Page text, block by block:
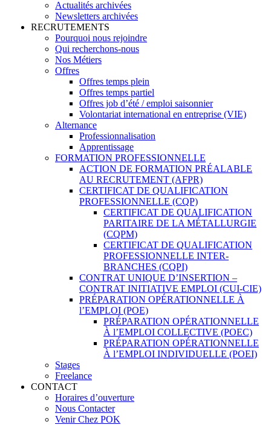
Actualités archivées
Newsletters archivées
RECRUTEMENTS
Pourquoi nous rejoindre
Qui recherchons-nous
Nos Métiers
Offres
Offres temps plein
Offres temps partiel
Offres job d’été / emploi saisonnier
Volontariat international en entreprise (VIE)
Alternance
Professionnalisation
Apprentissage
FORMATION PROFESSIONNELLE
ACTION DE FORMATION PRÉALABLE
AU RECRUTEMENT (AFPR)
CERTIFICAT DE QUALIFICATION
PROFESSIONNELLE (CQP)
CERTIFICAT DE QUALIFICATION
PARITAIRE DE LA MÉTALLURGIE
(CQPM)
CERTIFICAT DE QUALIFICATION
PROFESSIONNELLE INTER-
BRANCHES (CQPI)
CONTRAT UNIQUE D’INSERTION –
CONTRAT INITIATIVE EMPLOI (CUI-CIE)
PRÉPARATION OPÉRATIONNELLE À
l’EMPLOI (POE)
PRÉPARATION OPÉRATIONNELLE
À l’EMPLOI COLLECTIVE (POEC)
PRÉPARATION OPÉRATIONNELLE
À l’EMPLOI INDIVIDUELLE (POEI)
Stages
Freelance
CONTACT
Horaires d’ouverture
Nous Contacter
Venir Chez POK